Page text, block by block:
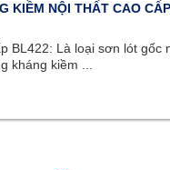
KIỀM NỘI THẤT CAO CẤP
BL422: Là loại sơn lót gốc
kháng kiềm ...